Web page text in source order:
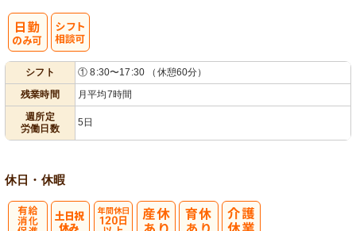
シフト
① 8:30〜17:30 （休憩60分）
残業時間
月平均7時間
週所定
労働日数
5日
休日・休暇